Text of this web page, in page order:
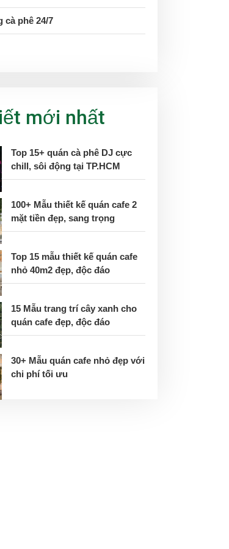
phê 24/7
mới nhất
Top 15+ quán cà phê DJ cực
chill, sôi động tại TP.HCM
100+ Mẫu thiết kế quán cafe 2
mặt tiền đẹp, sang trọng
Top 15 mẫu thiết kế quán cafe
nhỏ 40m2 đẹp, độc đáo
15 Mẫu trang trí cây xanh cho
quán cafe đẹp, độc đáo
30+ Mẫu quán cafe nhỏ đẹp với
chi phí tối ưu